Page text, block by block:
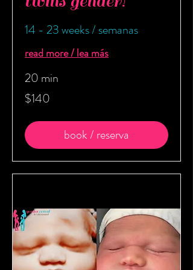
14 - 23 weeks / semanas
read more / lea más
20 min
140
US
dollars
$140
book / reserva